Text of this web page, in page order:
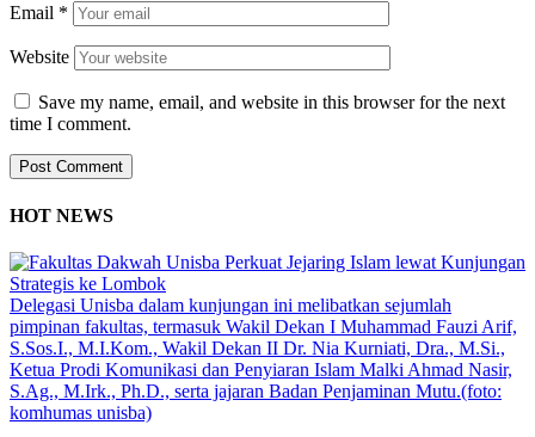
Email *
Website
Save my name, email, and website in this browser for the next
time I comment.
HOT NEWS
Delegasi Unisba dalam kunjungan ini melibatkan sejumlah
pimpinan fakultas, termasuk Wakil Dekan I Muhammad Fauzi Arif,
S.Sos.I., M.I.Kom., Wakil Dekan II Dr. Nia Kurniati, Dra., M.Si.,
Ketua Prodi Komunikasi dan Penyiaran Islam Malki Ahmad Nasir,
S.Ag., M.Irk., Ph.D., serta jajaran Badan Penjaminan Mutu.(foto:
komhumas unisba)